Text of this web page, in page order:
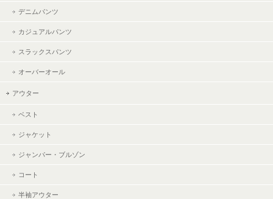
デニムパンツ
カジュアルパンツ
スラックスパンツ
オーバーオール
アウター
ベスト
ジャケット
ジャンパー・ブルゾン
コート
半袖アウター